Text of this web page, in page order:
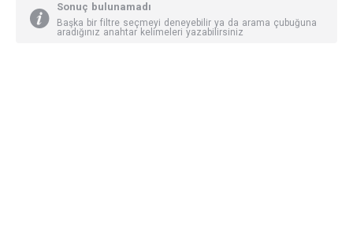
Sonuç bulunamadı
Başka bir filtre seçmeyi deneyebilir ya da arama çubuğuna
aradığınız anahtar kelimeleri yazabilirsiniz